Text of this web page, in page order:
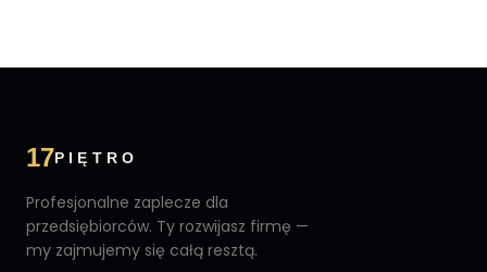
17PIĘTRO
Profesjonalne zaplecze dla
przedsiębiorców. Ty rozwijasz firmę —
my zajmujemy się całą resztą.